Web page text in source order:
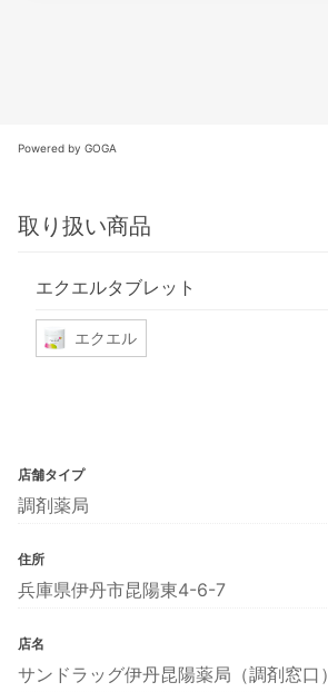
Powered by GOGA
取り扱い商品
エクエルタブレット
エクエル
店舗タイプ
調剤薬局
住所
兵庫県伊丹市昆陽東4-6-7
店名
サンドラッグ伊丹昆陽薬局（調剤窓口）